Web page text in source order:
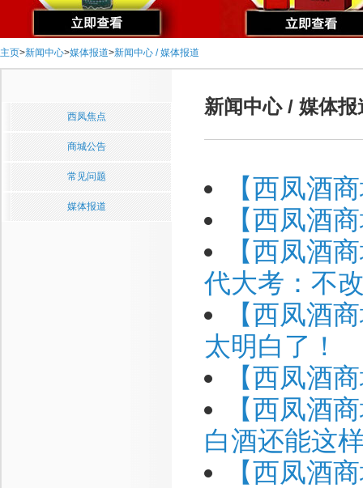
主页>新闻中心>媒体报道>新闻中心 / 媒体报道
西凤焦点
商城公告
常见问题
媒体报道
新闻中心 / 媒体报
【西凤酒
【西凤酒
【西凤酒
代大考：不
【西凤酒
太明白了！
【西凤酒
【西凤酒
白酒还能这
【西凤酒